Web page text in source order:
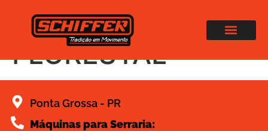
CARROCERIA
FLORESTAL
Ponta Grossa - PR
Máquinas para Serraria: